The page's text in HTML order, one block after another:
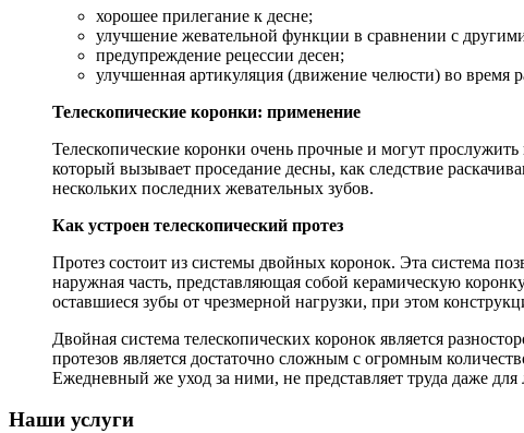
хорошее прилегание к десне;
улучшение жевательной функции в сравнении с
предупреждение рецессии десен;
улучшенная артикуляция (движение челюсти) во время
Телескопические коронки: применение
Телескопические коронки очень прочные и могут
который вызывает проседание десны, как следствие
нескольких последних жевательных зубов.
Как устроен телескопический протез
Протез состоит из системы двойных коронок. Эта система
наружная часть, представляющая собой керамическую
оставшиеся зубы от чрезмерной нагрузки, при этом
Двойная система телескопических коронок является
протезов является достаточно сложным с огромным
Ежедневный же уход за ними, не представляет труда даже
Наши услуги